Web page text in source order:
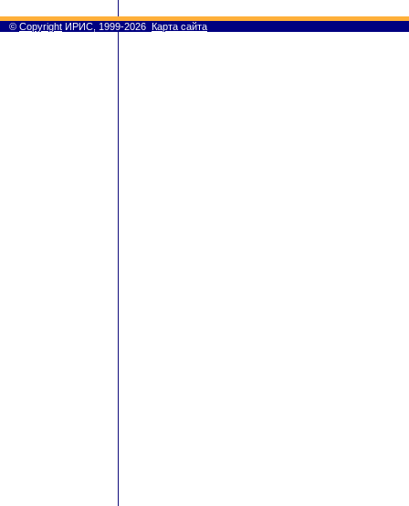
© Copyright ИРИС, 1999-2026 Карта сайта